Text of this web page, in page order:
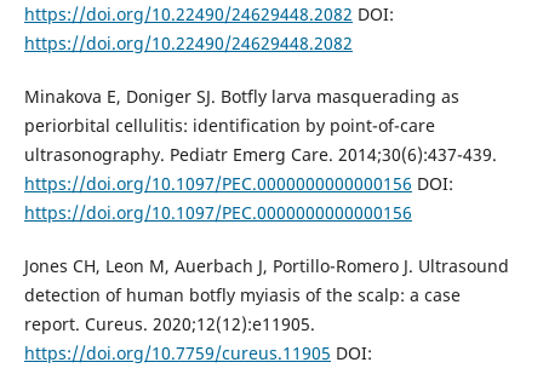
https://doi.org/10.22490/24629448.2082 DOI:
https://doi.org/10.22490/24629448.2082
Minakova E, Doniger SJ. Botfly larva masquerading as
periorbital cellulitis: identification by point-of-care
ultrasonography. Pediatr Emerg Care. 2014;30(6):437-439.
https://doi.org/10.1097/PEC.0000000000000156 DOI:
https://doi.org/10.1097/PEC.0000000000000156
Jones CH, Leon M, Auerbach J, Portillo-Romero J. Ultrasound
detection of human botfly myiasis of the scalp: a case
report. Cureus. 2020;12(12):e11905.
https://doi.org/10.7759/cureus.11905 DOI: